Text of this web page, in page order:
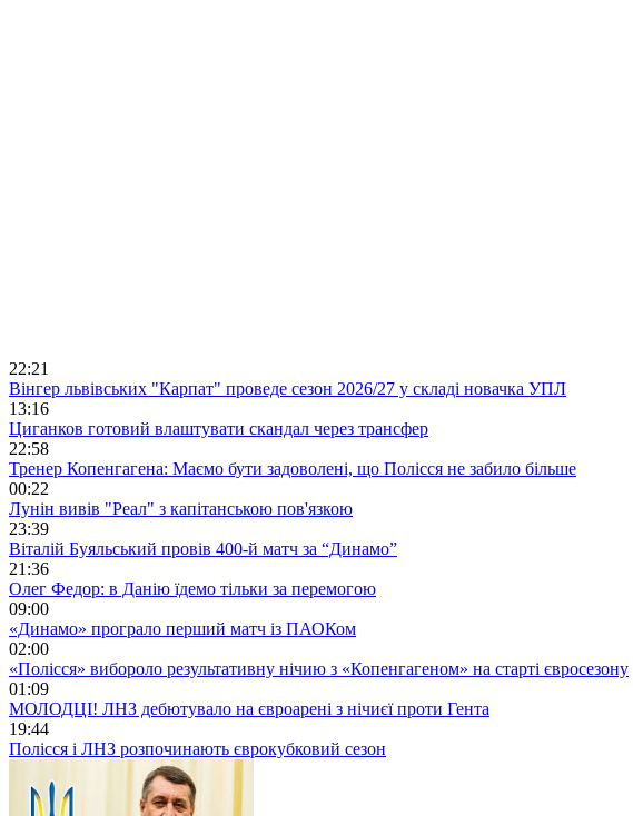
22:21
Вінгер львівських "Карпат" проведе сезон 2026/27 у складі новачка УПЛ
13:16
Циганков готовий влаштувати скандал через трансфер
22:58
Тренер Копенгагена: Маємо бути задоволені, що Полісся не забило більше
00:22
Лунін вивів "Реал" з капітанською пов'язкою
23:39
Віталій Буяльський провів 400-й матч за “Динамо”
21:36
Олег Федор: в Данію їдемо тільки за перемогою
09:00
«Динамо» програло перший матч із ПАОКом
02:00
«Полісся» вибороло результативну нічию з «Копенгагеном» на старті євросезону
01:09
МОЛОДЦІ! ЛНЗ дебютувало на євроарені з нічиєї проти Гента
19:44
Полісся і ЛНЗ розпочинають єврокубковий сезон